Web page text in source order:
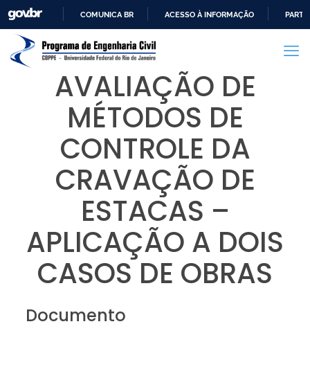
PARA
CONTEÚDO
COMUNICA BR ACESSO À INFORMAÇÃO
AVALIAÇÃO DE
MÉTODOS DE
CONTROLE DA
CRAVAÇÃO DE
ESTACAS –
APLICAÇÃO A DOIS
CASOS DE OBRAS
Documento